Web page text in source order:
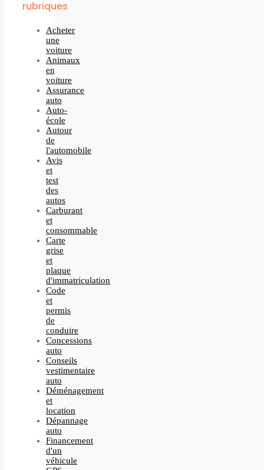
rubriques
Acheter
une
voiture
Animaux
en
voiture
Assurance
auto
Auto-
école
Autour
de
l'automobile
Avis
et
test
des
autos
Carburant
et
consommable
Carte
grise
et
plaque
d'immatriculation
Code
et
permis
de
conduire
Concessions
auto
Conseils
vestimentaire
auto
Déménagement
et
location
Dépannage
auto
Financement
d'un
véhicule